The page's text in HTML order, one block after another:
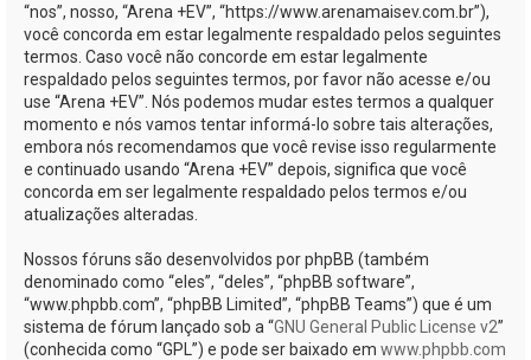
“nos”, nosso, “Arena +EV”, “https://www.arenamaisev.com.br”),
você concorda em estar legalmente respaldado pelos seguintes
termos. Caso você não concorde em estar legalmente
respaldado pelos seguintes termos, por favor não acesse e/ou
use “Arena +EV”. Nós podemos mudar estes termos a qualquer
momento e nós vamos tentar informá-lo sobre tais alterações,
embora nós recomendamos que você revise isso regularmente
e continuado usando “Arena +EV” depois, significa que você
concorda em ser legalmente respaldado pelos termos e/ou
atualizações alteradas.
Nossos fóruns são desenvolvidos por phpBB (também
denominado como “eles”, “deles”, “phpBB software”,
“www.phpbb.com”, “phpBB Limited”, “phpBB Teams”) que é um
sistema de fórum lançado sob a “GNU General Public License v2”
(conhecida como “GPL”) e pode ser baixado em www.phpbb.com